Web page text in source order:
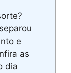
e
as
dia